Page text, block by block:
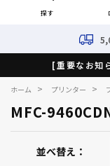
探す
[重要なお知
ホーム > プリンター >
MFC-
並べ替え